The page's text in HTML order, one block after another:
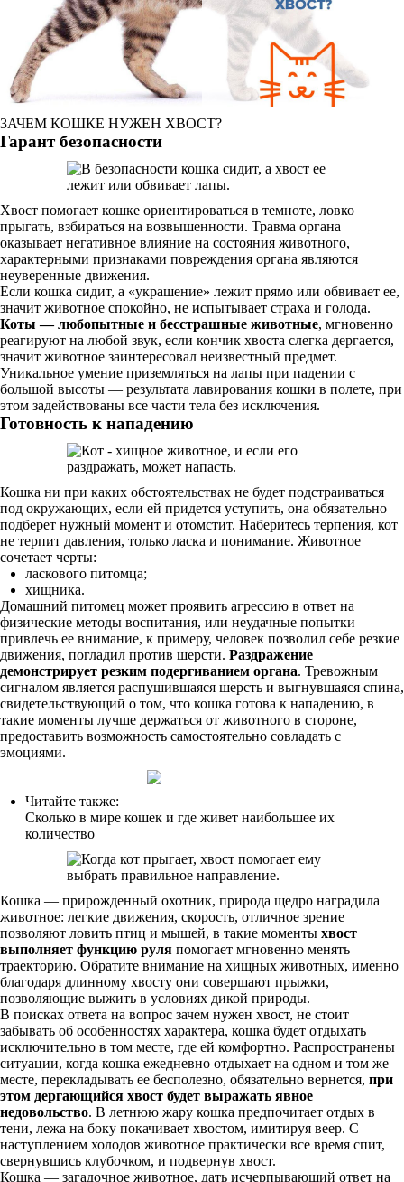
ЗАЧЕМ КОШКЕ НУЖЕН ХВОСТ?
Гарант безопасности
Хвост помогает кошке ориентироваться в темноте, ловко
прыгать, взбираться на возвышенности. Травма органа
оказывает негативное влияние на состояния животного,
характерными признаками повреждения органа являются
неуверенные движения.
Если кошка сидит, а «украшение» лежит прямо или обвивает ее,
значит животное спокойно, не испытывает страха и голода.
Коты — любопытные и бесстрашные животные, мгновенно
реагируют на любой звук, если кончик хвоста слегка дергается,
значит животное заинтересовал неизвестный предмет.
Уникальное умение приземляться на лапы при падении с
большой высоты — результата лавирования кошки в полете, при
этом задействованы все части тела без исключения.
Готовность к нападению
Кошка ни при каких обстоятельствах не будет подстраиваться
под окружающих, если ей придется уступить, она обязательно
подберет нужный момент и отомстит. Наберитесь терпения, кот
не терпит давления, только ласка и понимание. Животное
сочетает черты:
ласкового питомца;
хищника.
Домашний питомец может проявить агрессию в ответ на
физические методы воспитания, или неудачные попытки
привлечь ее внимание, к примеру, человек позволил себе резкие
движения, погладил против шерсти. Раздражение
демонстрирует резким подергиванием органа. Тревожным
сигналом является распушившаяся шерсть и выгнувшаяся спина,
свидетельствующий о том, что кошка готова к нападению, в
такие моменты лучше держаться от животного в стороне,
предоставить возможность самостоятельно совладать с
эмоциями.
Читайте также:
Сколько в мире кошек и где живет наибольшее их
количество
Кошка — прирожденный охотник, природа щедро наградила
животное: легкие движения, скорость, отличное зрение
позволяют ловить птиц и мышей, в такие моменты хвост
выполняет функцию руля помогает мгновенно менять
траекторию. Обратите внимание на хищных животных, именно
благодаря длинному хвосту они совершают прыжки,
позволяющие выжить в условиях дикой природы.
В поисках ответа на вопрос зачем нужен хвост, не стоит
забывать об особенностях характера, кошка будет отдыхать
исключительно в том месте, где ей комфортно. Распространены
ситуации, когда кошка ежедневно отдыхает на одном и том же
месте, перекладывать ее бесполезно, обязательно вернется, при
этом дергающийся хвост будет выражать явное
недовольство. В летнюю жару кошка предпочитает отдых в
тени, лежа на боку покачивает хвостом, имитируя веер. С
наступлением холодов животное практически все время спит,
свернувшись клубочком, и подвернув хвост.
Кошка — загадочное животное, дать исчерпывающий ответ на